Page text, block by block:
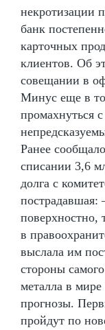
некротизации
банк
карточных
клиентов. Об
совещании в
Минус еще в
промахнуться
Ранее
списании 3,6
долга с
поверхностно,
в
выслала им
стороны
металла в мире
прогнозы.
пройдут по